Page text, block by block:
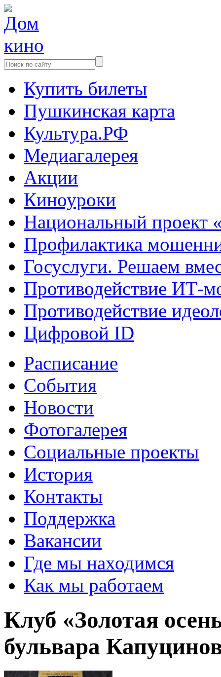
Купить билеты
Пушкинская карта
Культура.РФ
Медиагалерея
Акции
Киноуроки
Национальный проект
Профилактика
Госуслуги. Решаем
Противодействие ИТ-
Противодействие
Цифровой ID
Расписание
События
Новости
Фотогалерея
Социальные проекты
История
Контакты
Поддержка
Вакансии
Где мы находимся
Как мы работаем
Клуб «Золотая
бульвара